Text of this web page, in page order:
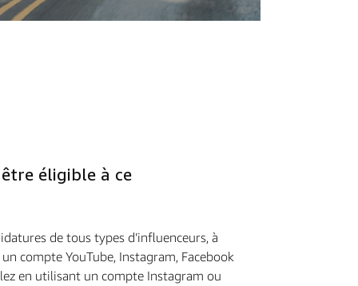
éligible à ce
de tous types d’influenceurs, à
compte YouTube, Instagram, Facebook
en utilisant un compte Instagram ou